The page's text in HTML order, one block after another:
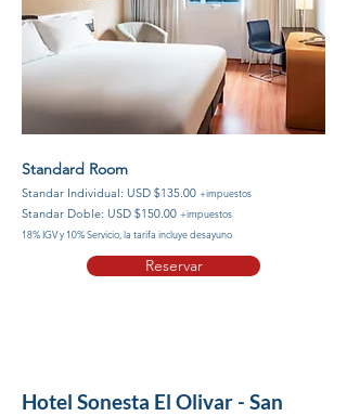
Standard Room
Standar Individual: USD $135.00 +impuestos
Standar Doble: USD $150.00 +impuestos
18% IGV y 10% Servicio, la tarifa incluye desayuno
Reservar
Hotel Sonesta El Olivar - San